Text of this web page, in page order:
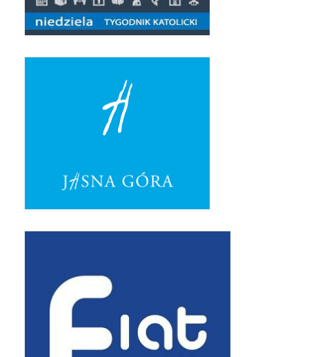
Kancelaria
Zaprzyjaźnione strony
POMOC PSYCHOTERAPEUTY
Standardy ochrony małoletnich